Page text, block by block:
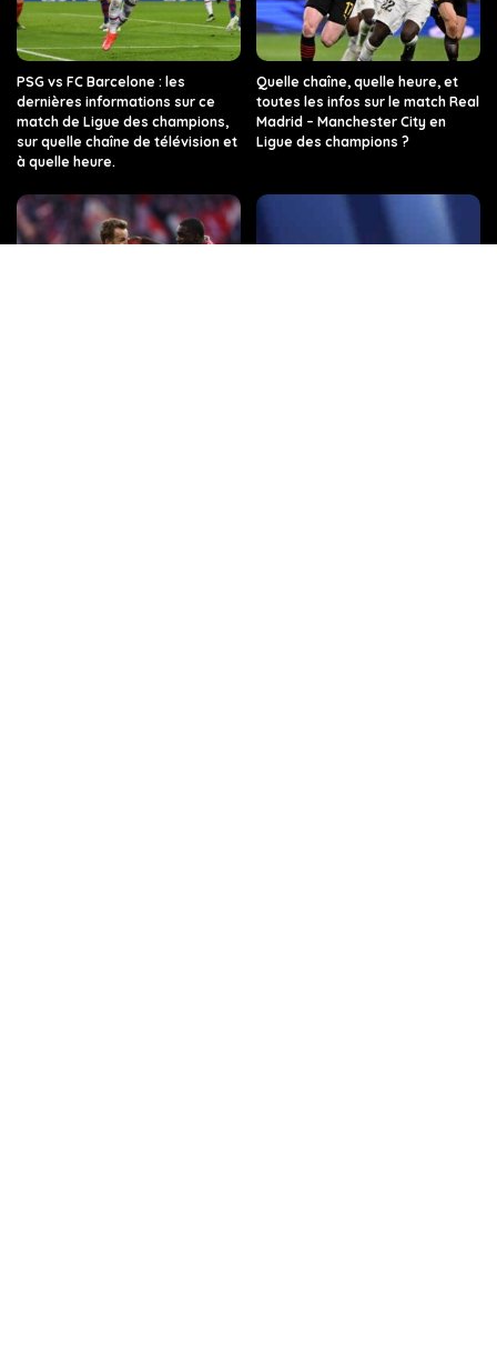
PSG vs FC Barcelone : les
dernières informations sur ce
match de Ligue des champions,
sur quelle chaîne de télévision et
à quelle heure.
Quelle chaîne, quelle heure, et
toutes les infos sur le match Real
Madrid – Manchester City en
Ligue des champions ?